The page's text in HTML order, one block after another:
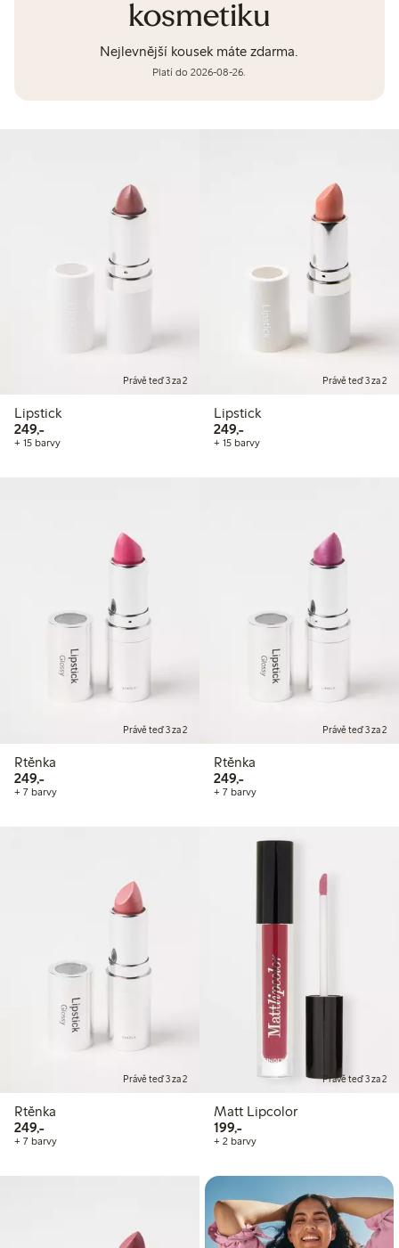
kosmetiku
Nejlevnější kousek máte zdarma.
Platí do 2026-08-26.
Právě teď 3 za 2
Lipstick
249,-249,00 Kč
+ 15 barvy
Právě teď 3 za 2
Lipstick
249,-249,00 Kč
+ 15 barvy
Právě teď 3 za 2
Rtěnka
249,-249,00 Kč
+ 7 barvy
Právě teď 3 za 2
Rtěnka
249,-249,00 Kč
+ 7 barvy
Právě teď 3 za 2
Rtěnka
249,-249,00 Kč
+ 7 barvy
Právě teď 3 za 2
Matt Lipcolor
199,-199,00 Kč
+ 2 barvy